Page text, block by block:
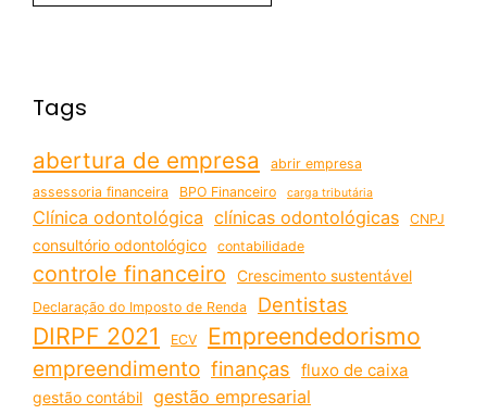
Tags
abertura de empresa
abrir empresa
assessoria financeira
BPO Financeiro carga tributária
Clínica odontológica clínicas odontológicas CNPJ
consultório odontológico contabilidade
controle financeiro Crescimento sustentável
Declaração do Imposto de Renda Dentistas
DIRPF 2021 ECV Empreendedorismo
empreendimento finanças fluxo de caixa
gestão contábil gestão empresarial